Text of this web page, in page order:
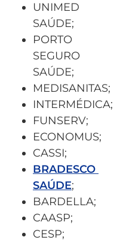
UNIMED
SAÚDE;
PORTO
SEGURO
SAÚDE;
MEDISANITAS;
INTERMÉDICA;
FUNSERV;
ECONOMUS;
CASSI;
BRADESCO
SAÚDE;
BARDELLA;
CAASP;
CESP;